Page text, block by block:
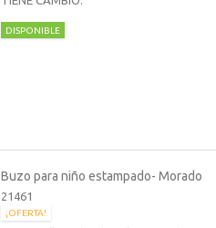
DISPONIBLE
Buzo para niño estampado- Morado
21461
¡OFERTA!